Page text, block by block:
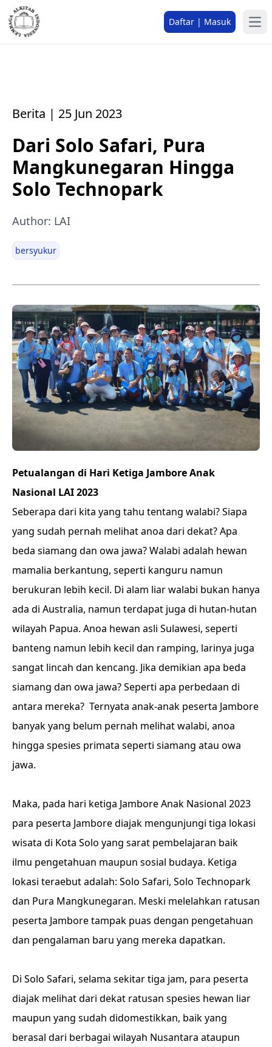
Daftar | Masuk
Berita | 25 Jun 2023
Dari Solo Safari, Pura
Mangkunegaran Hingga
Solo Technopark
Author: LAI
bersyukur
Petualangan di Hari Ketiga Jambore Anak
Nasional LAI 2023
Seberapa dari kita yang tahu tentang walabi? Siapa
yang sudah pernah melihat anoa dari dekat? Apa
beda siamang dan owa jawa? Walabi adalah hewan
mamalia berkantung, seperti kanguru namun
berukuran lebih kecil. Di alam liar walabi bukan hanya
ada di Australia, namun terdapat juga di hutan-hutan
wilayah Papua. Anoa hewan asli Sulawesi, seperti
banteng namun lebih kecil dan ramping, larinya juga
sangat lincah dan kencang. Jika demikian apa beda
siamang dan owa jawa? Seperti apa perbedaan di
antara mereka? Ternyata anak-anak peserta Jambore
banyak yang belum pernah melihat walabi, anoa
hingga spesies primata seperti siamang atau owa
jawa.
Maka, pada hari ketiga Jambore Anak Nasional 2023
para peserta Jambore diajak mengunjungi tiga lokasi
wisata di Kota Solo yang sarat pembelajaran baik
ilmu pengetahuan maupun sosial budaya. Ketiga
lokasi teraebut adalah: Solo Safari, Solo Technopark
dan Pura Mangkunegaran. Meski melelahkan ratusan
peserta Jambore tampak puas dengan pengetahuan
dan pengalaman baru yang mereka dapatkan.
Di Solo Safari, selama sekitar tiga jam, para peserta
diajak melihat dari dekat ratusan spesies hewan liar
maupun yang sudah didomestikkan, baik yang
berasal dari berbagai wilayah Nusantara ataupun